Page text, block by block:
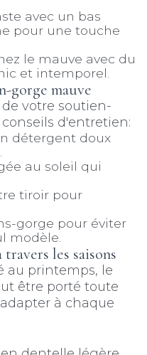
avec un bas
pour une touche
le mauve avec du
et intemporel.
gorge mauve
votre soutien-
d'entretien:
détergent doux
au soleil qui
tiroir pour
gorge pour éviter
modèle.
les saisons
au printemps, le
être porté toute
à chaque